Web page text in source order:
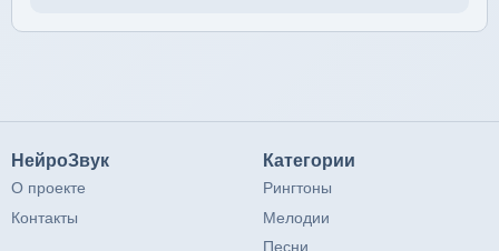
НейроЗвук
О проекте
Контакты
Категории
Рингтоны
Мелодии
Песни